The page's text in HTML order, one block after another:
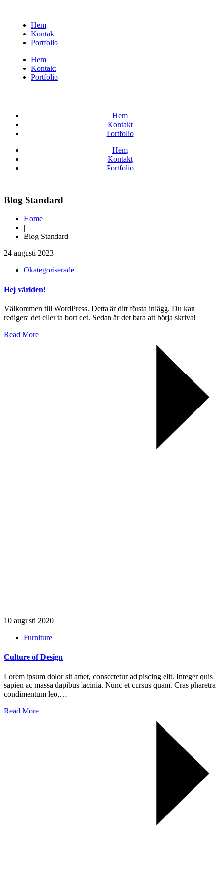
Hem
Kontakt
Portfolio
Hem
Kontakt
Portfolio
Hem
Kontakt
Portfolio
Hem
Kontakt
Portfolio
Blog Standard
Home
|
Blog Standard
24 augusti 2023
Okategoriserade
Hej världen!
Välkommen till WordPress. Detta är ditt första inlägg. Du kan
redigera det eller ta bort det. Sedan är det bara att börja skriva!
Read More
10 augusti 2020
Furniture
Culture of Design
Lorem ipsum dolor sit amet, consectetur adipiscing elit. Integer quis
sapien ac massa dapibus lacinia. Nunc et cursus quam. Cras pharetra
condimentum leo,…
Read More